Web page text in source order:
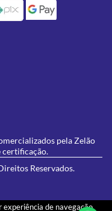
de navegação.
pela Zelão
certificação.
Reservados.